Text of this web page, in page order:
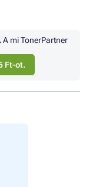
A mi TonerPartner
Ft-ot.